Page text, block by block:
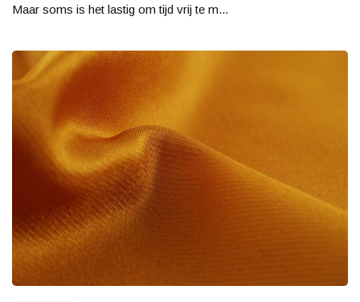
Maar soms is het lastig om tijd vrij te m...